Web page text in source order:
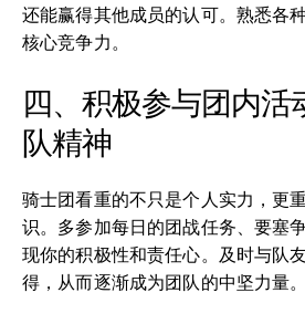
还能赢得其他成员的认可。熟悉各
核心竞争力。
四、积极参与团内活
队精神
骑士团看重的不只是个人实力，更
识。多参加每日的团战任务、要塞
现你的积极性和责任心。及时与队
得，从而逐渐成为团队的中坚力量。